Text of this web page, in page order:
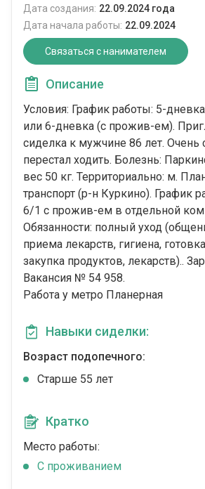
Дата создания: 22.09.2024 года
Дата начала работы: 22.09.2024
Связаться с нанимателем
Описание
Условия: График работы: 5-
или 6-дневка (с прожив-ем).
сиделка к мужчине 86 лет. Очень
перестал ходить. Болезнь:
вес 50 кг. Территориально: м.
транспорт (р-н Куркино). График
6/1 с прожив-ем в отдельной
Обязанности: полный уход
приема лекарств, гигиена,
закупка продуктов, лекарств)..
Вакансия № 54 958.
Работа у метро Планерная
Навыки сиделки:
Возраст подопечного:
Cтарше 55 лет
Кратко
Место работы:
C проживанием